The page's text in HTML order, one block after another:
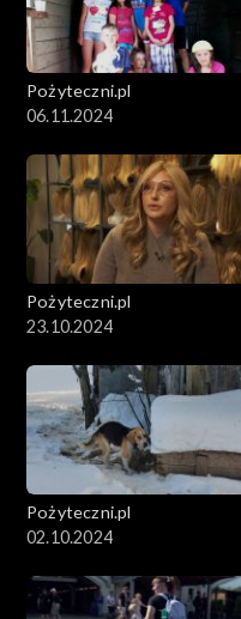
Pożyteczni.pl
06.11.2024
Pożyteczni.pl
23.10.2024
Pożyteczni.pl
02.10.2024